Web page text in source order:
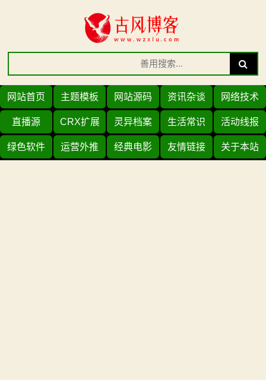
Search
for:
Search
网站首页 主题模板 网站源码 资讯杂谈 网络技术
直播源 CRX扩展 灵异档案 生活常识 活动线报
绿色软件 运营外推 经典电影 友情链接 关于本站